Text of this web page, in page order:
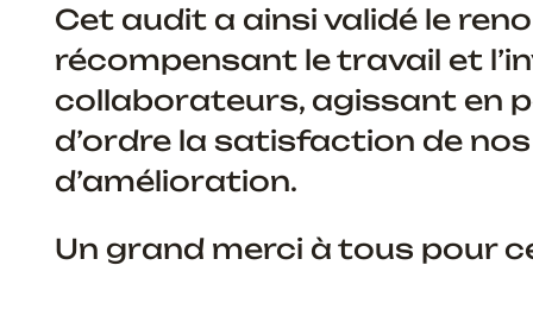
Cet audit a ainsi validé le
récompensant le travail et
collaborateurs, agissant en
d’ordre la satisfaction de
d’amélioration.
Un grand merci à tous pour